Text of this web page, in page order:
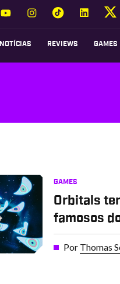
NOTÍCIAS REVIEWS GAMES
GAMES
Orbitals
famosos
Por Thomas